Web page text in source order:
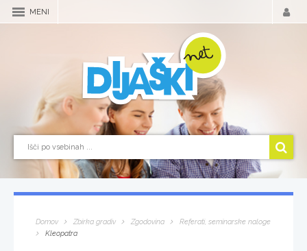
MENI
Domov Zbirka gradiv Zgodovina
Referati, seminarske naloge
Kleopatra